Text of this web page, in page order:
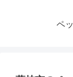
ペ